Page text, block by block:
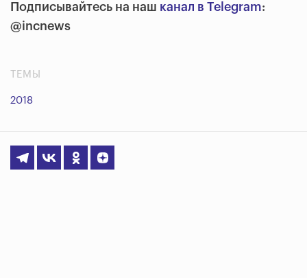
Подписывайтесь на наш канал в Telegram:
@incnews
ТЕМЫ
2018